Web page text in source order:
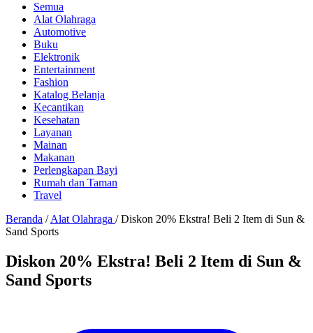
Semua
Alat Olahraga
Automotive
Buku
Elektronik
Entertainment
Fashion
Katalog Belanja
Kecantikan
Kesehatan
Layanan
Mainan
Makanan
Perlengkapan Bayi
Rumah dan Taman
Travel
Beranda / Alat Olahraga / Diskon 20% Ekstra! Beli 2 Item di Sun &
Sand Sports
Diskon 20% Ekstra! Beli 2 Item di Sun &
Sand Sports